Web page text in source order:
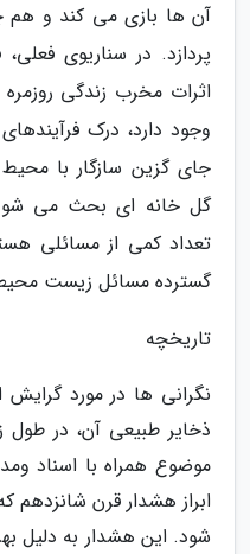
آن ها بازی می کند و
پردازد. در سناریوی
اثرات مخرب زندگی
وجود دارد، درک
جای گزین سازگار با
گل خانه ای بحث می
تعداد کمی از مسائلی
گسترده مسائل زیست
تاریخچه
نگرانی ها در مورد گرایش
ذخایر طبیعی آن، در
موضوع همراه با اسناد
ابراز هشدار قرن شانزدهم
شود. این هشدار به دلیل